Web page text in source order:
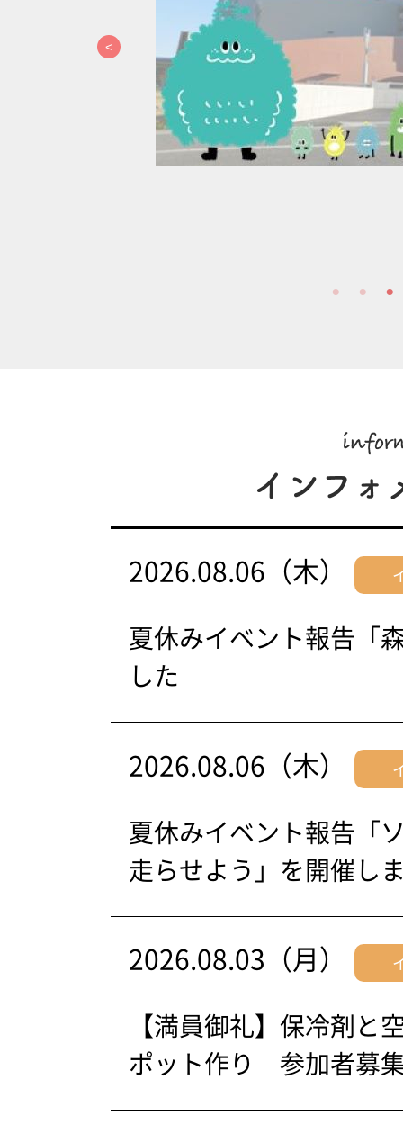
2026.08.06（木）
夏休みイベント報告「
した
2026.08.06（木）
夏休みイベント報告「
走らせよう」を開催し
2026.08.03（月）
【満員御礼】保冷剤と
ポット作り 参加者募